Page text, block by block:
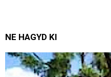
NE HAGYD KI